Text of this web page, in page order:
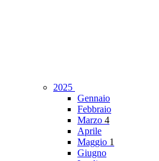
2025
Gennaio
Febbraio
Marzo 4
Aprile
Maggio 1
Giugno